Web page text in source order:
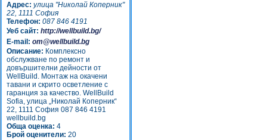
Адрес: улица "Николай Коперник"
22, 1111 София
Телефон: 087 846 4191
Уеб сайт: http://wellbuild.bg/
E-mail: om@wellbuild.bg
Описание: Комплексно
обслужване по ремонт и
довършителни дейности от
WellBuild. Монтаж на окачени
тавани и скрито осветление с
гаранция за качество. WellBuild
Sofia, улица „Николай Коперник“
22, 1111 София 087 846 4191
wellbuild.bg
Обща оценка: 4
Брой оценители: 20